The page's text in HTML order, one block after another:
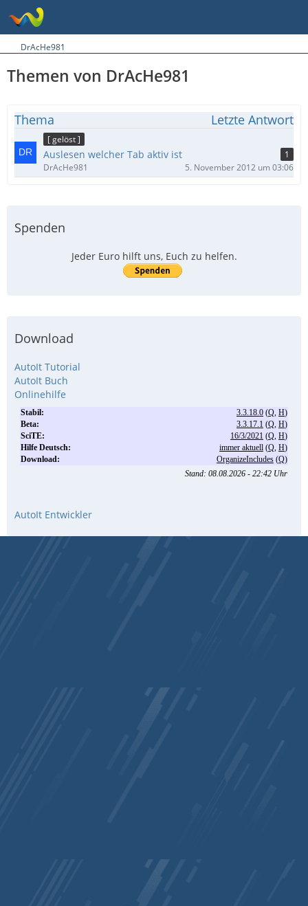
DrAcHe981
Themen von DrAcHe981
Thema Letzte Antwort
[ gelöst ]
Auslesen welcher Tab aktiv ist
1
DrAcHe981
5. November 2012 um 03:06
Spenden
Jeder Euro hilft uns, Euch zu helfen.
Download
AutoIt Tutorial
AutoIt Buch
Onlinehilfe
AutoIt Entwickler